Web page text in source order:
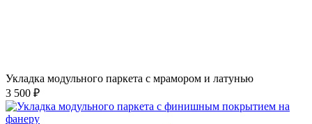
Укладка модульного паркета с мрамором и латунью
3 500 ₽